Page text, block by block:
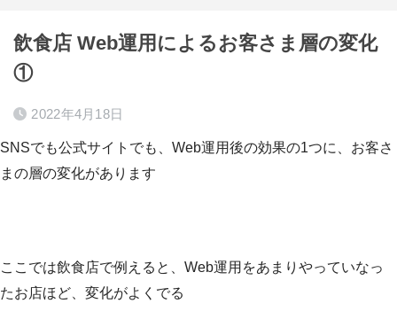
飲食店 Web運用によるお客さま層の変化
①
2022年4月18日
SNSでも公式サイトでも、Web運用後の効果の1つに、お客さ
まの層の変化があります
ここでは飲食店で例えると、Web運用をあまりやっていなっ
たお店ほど、変化がよくでる